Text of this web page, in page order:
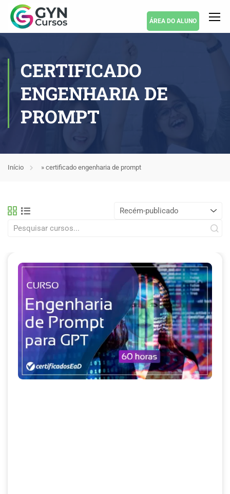
ÁREA DO ALUNO
CERTIFICADO
ENGENHARIA DE
PROMPT
Início » certificado engenharia de prompt